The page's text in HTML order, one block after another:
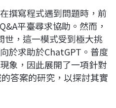
撰寫程式遇到問題時，前
平臺尋求協助。然而，
世，這一模式受到極大挑
於求助於ChatGPT。普度
象，因此展開了一項針對
答案的研究，以探討其實